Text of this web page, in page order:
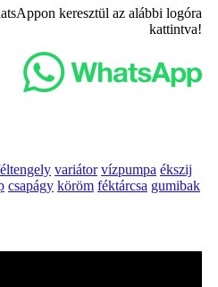
keresztül az alábbi logóra
kattintva!
variátor vízpumpa ékszij
csapágy köröm féktárcsa gumibak